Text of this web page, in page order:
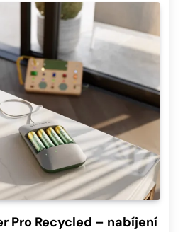
Pro Recycled – nabíjení